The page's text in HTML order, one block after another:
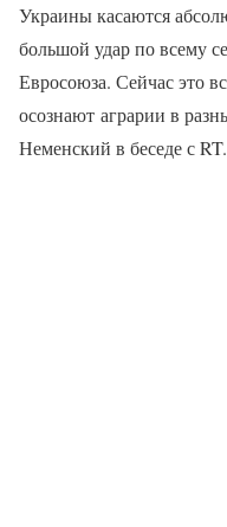
Украины касаются
большой удар по всему
Евросоюза. Сейчас это
осознают аграрии в
Неменский в беседе с RT.